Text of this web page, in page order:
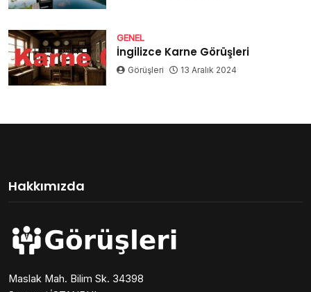
GENEL
İngilizce Karne Görüşleri
Görüşleri 13 Aralık 2024
Hakkımızda
Maslak Mah. Bilim Sk. 34398